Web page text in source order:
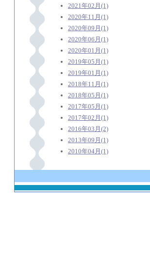
2021年02月(1)
2020年11月(1)
2020年09月(1)
2020年06月(1)
2020年01月(1)
2019年05月(1)
2019年01月(1)
2018年11月(1)
2018年05月(1)
2017年05月(1)
2017年02月(1)
2016年03月(2)
2013年09月(1)
2010年04月(1)